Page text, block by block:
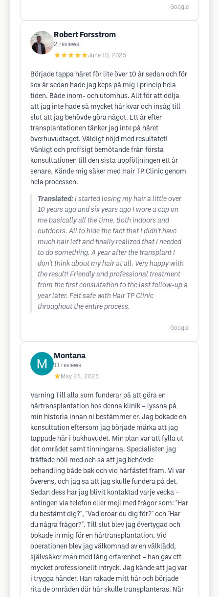
Google
Robert Forsstrom
2 reviews
★★★★★June 10, 2025
Började tappa håret för lite över 10 år sedan och för
sex år sedan hade jag keps på mig i princip hela
tiden. Både inom- och utomhus. Allt för att dölja
att jag inte hade så mycket hår kvar och insåg till
slut att jag behövde göra något. Ett år efter
transplantationen tänker jag inte på håret
överhuvudtaget. Väldigt nöjd med resultatet!
Vänligt och proffsigt bemötande från första
konsultationen till den sista uppföljningen ett år
senare. Kände mig säker med Hair TP Clinic genom
hela processen.
Translated: I started losing my hair a little over
10 years ago and six years ago I wore a cap on
me basically all the time. Both indoors and
outdoors. All to hide the fact that I didn't have
much hair left and finally realized that I needed
to do something. A year after the transplant I
don't think about my hair at all. Very happy with
the result! Friendly and professional treatment
from the first consultation to the last follow-up a
year later. Felt safe with Hair TP Clinic
throughout the entire process.
Google
Montana
11 reviews
★ May 24, 2025
Varning Till alla som funderar på att göra en
hårtransplantation hos denna klinik – lyssna på
min historia innan ni bestämmer er. Jag bokade en
konsultation eftersom jag började märka att jag
tappade hår i bakhuvudet. Min plan var att fylla ut
det området samt tinningarna. Specialisten jag
träffade höll med och sa att jag behövde
behandling både bak och vid hårfästet fram. Vi var
överens, och jag sa att jag skulle fundera på det.
Sedan dess har jag blivit kontaktad varje vecka –
antingen via telefon eller mejl med frågor som: "Har
du bestämt dig?", "Vad oroar du dig för?" och "Har
du några frågor?". Till slut blev jag övertygad och
bokade in mig för en hårtransplantation. Vid
operationen blev jag välkomnad av en välklädd,
självsäker man med lång erfarenhet – han gav ett
mycket professionellt intryck. Jag kände att jag var
i trygga händer. Han rakade mitt hår och började
rita de områden där hår skulle transplanteras. När